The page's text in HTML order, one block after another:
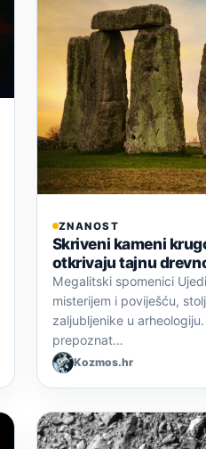
ZNANOST
Skriveni kameni
otkrivaju tajnu
Megalitski spomenici
misterijem i poviješću,
zaljubljenike u
prepoznat…
Kozmos.hr